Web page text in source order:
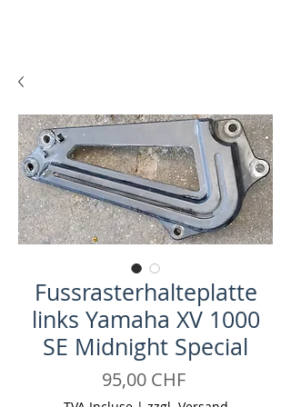
Fussrasterhalteplatte
links Yamaha XV 1000
SE Midnight Special
95,00 CHFPrix